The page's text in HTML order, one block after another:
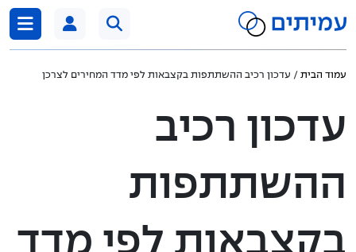
עמוד הבית / עדכון רכיב ההשתתפות בקצבאות לפי מדד המחירים לצרכן
עדכון רכיב
ההשתתפות
בקצבאות לפי מדד